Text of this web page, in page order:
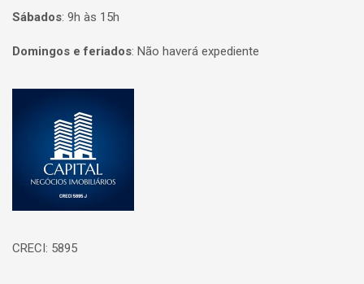
Sábados: 9h às 15h
Domingos e feriados: Não haverá expediente
CRECI: 5895